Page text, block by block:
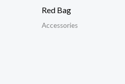
Red Bag
Accessories